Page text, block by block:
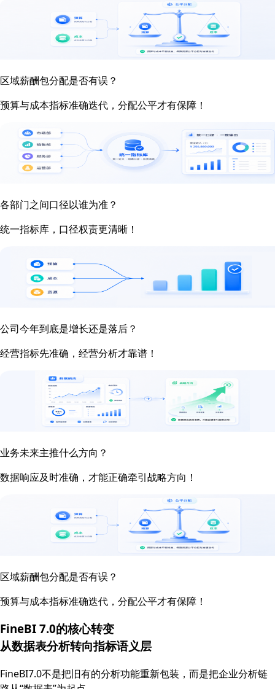
区域薪酬包分配是否有误？
预算与成本指标准确迭代，分配公平才有保障！
各部门之间口径以谁为准？
统一指标库，口径权责更清晰！
公司今年到底是增长还是落后？
经营指标先准确，经营分析才靠谱！
业务未来主推什么方向？
数据响应及时准确，才能正确牵引战略方向！
区域薪酬包分配是否有误？
预算与成本指标准确迭代，分配公平才有保障！
FineBI 7.0的核心转变
从数据表分析转向指标语义层
FineBI7.0不是把旧有的分析功能重新包装，而是把企业分析链